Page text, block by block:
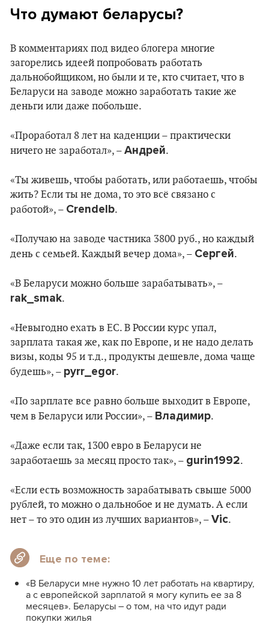
Что думают беларусы?
В комментариях под видео блогера многие
загорелись идеей попробовать работать
дальнобойщиком, но были и те, кто считает, что в
Беларуси на заводе можно заработать такие же
деньги или даже побольше.
«Проработал 8 лет на каденции – практически
ничего не заработал», – Андрей.
«Ты живешь, чтобы работать, или работаешь, чтобы
жить? Если ты не дома, то это всё связано с
работой», – Crendelb.
«Получаю на заводе частника 3800 руб., но каждый
день с семьей. Каждый вечер дома», – Сергей.
«В Беларуси можно больше зарабатывать», –
rak_smak.
«Невыгодно ехать в ЕС. В России курс упал,
зарплата такая же, как по Европе, и не надо делать
визы, коды 95 и т.д., продукты дешевле, дома чаще
будешь», – pyrr_egor.
«По зарплате все равно больше выходит в Европе,
чем в Беларуси или России», – Владимир.
«Даже если так, 1300 евро в Беларуси не
заработаешь за месяц просто так», – gurin1992.
«Если есть возможность зарабатывать свыше 5000
рублей, то можно о дальнобое и не думать. А если
нет – то это один из лучших вариантов», – Vic.
Еще по теме:
«В Беларуси мне нужно 10 лет работать на квартиру,
а с европейской зарплатой я могу купить ее за 8
месяцев». Беларусы – о том, на что идут ради
покупки жилья